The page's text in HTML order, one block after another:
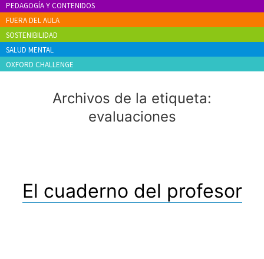
PEDAGOGÍA Y CONTENIDOS
FUERA DEL AULA
SOSTENIBILIDAD
SALUD MENTAL
OXFORD CHALLENGE
Archivos de la etiqueta:
evaluaciones
El cuaderno del profesor